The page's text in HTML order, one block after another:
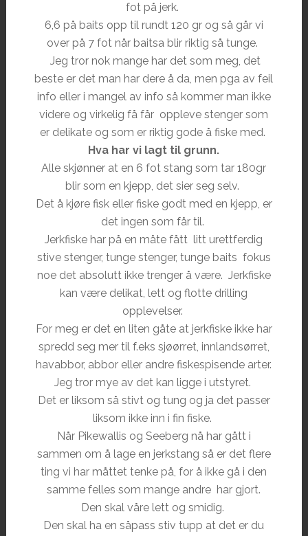
fot på jerk.
6,6 på baits opp til rundt 120 gr og så går vi
over på 7 fot når baitsa blir riktig så tunge.
Jeg tror nok mange har det som meg, det
beste er det man har dere å da, men pga av feil
info eller i mangel av info så kommer man ikke
videre og virkelig få får oppleve stenger som
er delikate og som er riktig gode å fiske med.
Hva har vi lagt til grunn.
Alle skjønner at en 6 fot stang som tar 180gr
blir som en kjepp, det sier seg selv.
Det å kjøre fisk eller fiske godt med en kjepp, er
det ingen som får til.
Jerkfiske har på en måte fått litt urettferdig
stive stenger, tunge stenger, tunge baits fokus
noe det absolutt ikke trenger å være. Jerkfiske
kan være delikat, lett og flotte drilling
opplevelser.
For meg er det en liten gåte at jerkfiske ikke har
spredd seg mer til f.eks sjøørret, innlandsørret,
havabbor, abbor eller andre fiskespisende arter.
Jeg tror mye av det kan ligge i utstyret.
Det er liksom så stivt og tung og ja det passer
liksom ikke inn i fin fiske.
Når Pikewallis og Seeberg nå har gått i
sammen om å lage en jerkstang så er det flere
ting vi har måttet tenke på, for å ikke gå i den
samme felles som mange andre har gjort.
Den skal våre lett og smidig.
Den skal ha en såpass stiv tupp at det er du